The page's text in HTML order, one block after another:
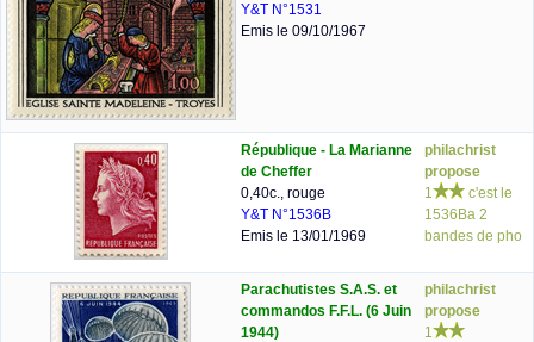
Y&T N°1531
Emis le 09/10/1967
République - La Marianne
de Cheffer
0,40c., rouge
Y&T N°1536B
Emis le 13/01/1969
philachrist
propose
1
c'est le
1536Ba 2
bandes de pho
Parachutistes S.A.S. et
commandos F.F.L. (6 Juin
1944)
philachrist
propose
1